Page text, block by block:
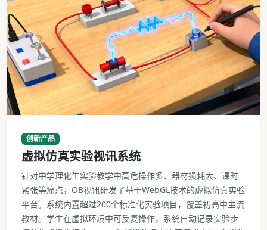
创新产品
虚拟仿真实验视讯系统
针对中学理化生实验教学中高危操作多、器材损耗大、课时
紧张等痛点，OB视讯研发了基于WebGL技术的虚拟仿真实验
平台。系统内置超过200个标准化实验项目，覆盖初高中主流
教材。学生在虚拟环境中可反复操作，系统自动记录实验步